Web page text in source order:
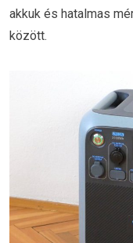
akkuk és hatalmas
között.